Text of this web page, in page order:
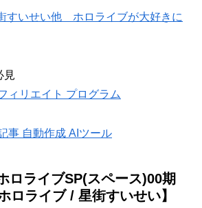
すいせい他 ホロライブが大好きに
見
ィリエイト プログラム
事 自動作成 AIツール
ロライブSP(スペース)00期
ロライブ / 星街すいせい】